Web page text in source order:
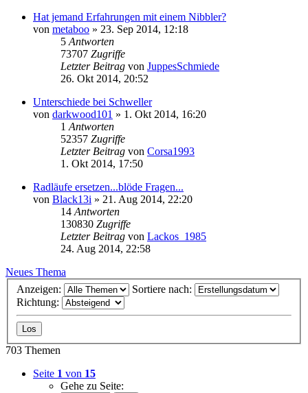
Hat jemand Erfahrungen mit einem Nibbler?
von metaboo » 23. Sep 2014, 12:18
5 Antworten
73707 Zugriffe
Letzter Beitrag von JuppesSchmiede
26. Okt 2014, 20:52
Unterschiede bei Schweller
von darkwood101 » 1. Okt 2014, 16:20
1 Antworten
52357 Zugriffe
Letzter Beitrag von Corsa1993
1. Okt 2014, 17:50
Radläufe ersetzen...blöde Fragen...
von Black13i » 21. Aug 2014, 22:20
14 Antworten
130830 Zugriffe
Letzter Beitrag von Lackos_1985
24. Aug 2014, 22:58
Neues Thema
Anzeigen:
Sortiere nach:
Richtung:
703 Themen
Seite 1 von 15
Gehe zu Seite: